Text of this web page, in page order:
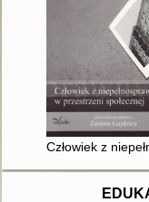
Człowiek z